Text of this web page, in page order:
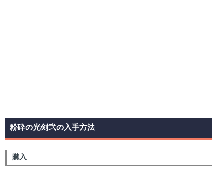
粉砕の光剣弐の入手方法
購入